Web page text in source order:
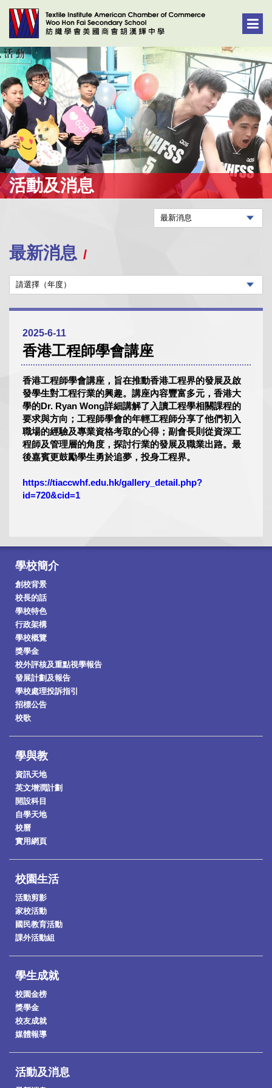
活動及消息
最新消息
2025-6-11
香港工程師學會講座
香港工程師學會講座，旨在推動香港工程界的發展及啟
發學生對工程行業的興趣。講座內容豐富多元，香港大
學的Dr. Ryan Wong詳細講解了入讀工程學相關課程的
要求與方向；工程師學會的年輕工程師分享了他們初入
職場的經驗及專業資格考取的心得；副會長則從資深工
程師及管理層的角度，探討行業的發展及職業出路。最
後嘉賓更鼓勵學生勇於追夢，投身工程界。
https://tiaccwhf.edu.hk/gallery_detail.php?
id=720&cid=1
學校簡介
創校背景
校長的話
學校特色
行政架構
學校概覽
獎學金
校外評核及重點視學報告
發展計劃及報告
學校處理投訴指引
招標公告
校歌
學與教
資訊天地
英文增潤計劃
開設科目
自學天地
校曆
實用網頁
校園生活
活動剪影
家校活動
國民教育活動
課外活動組
學生成就
校園金榜
獎學金
校友成就
媒體報導
活動及消息